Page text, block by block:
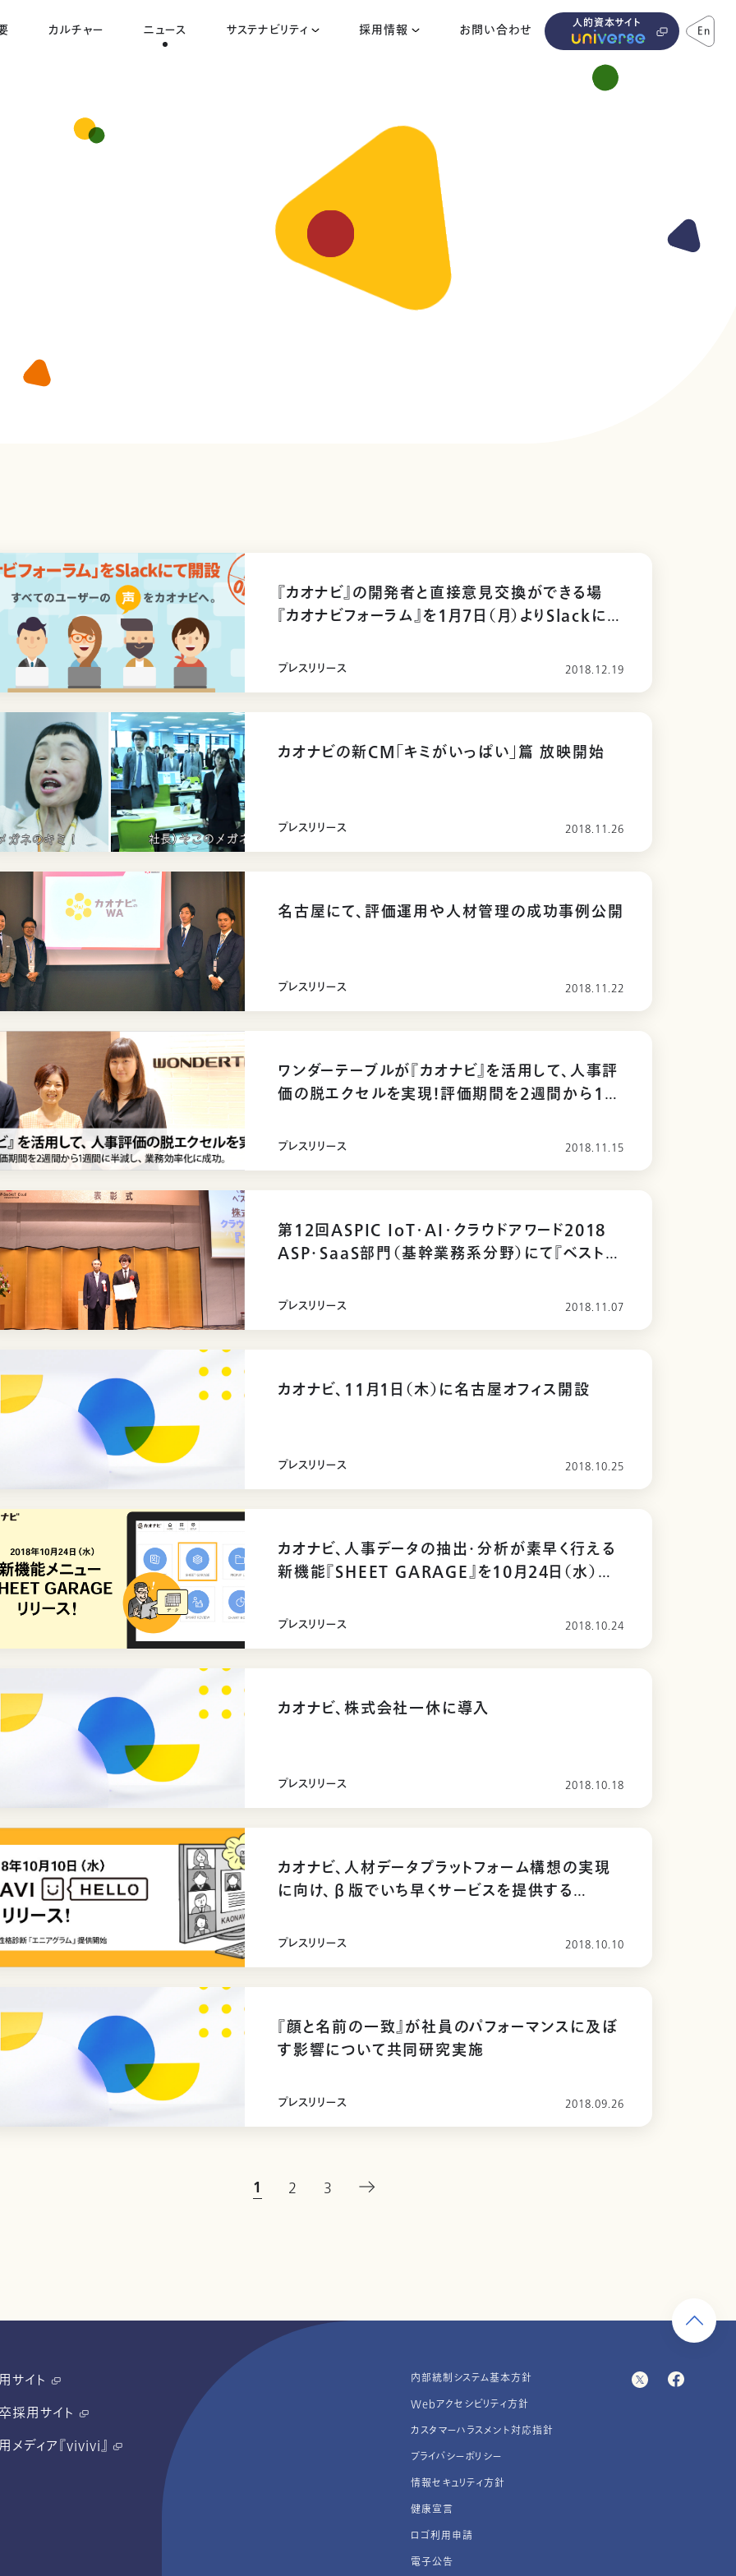
カルチャー ニュース サステナビリティ 採用情報 お問い合わせ 人的資本サイト En
『カオナビ』の開発者と直接意見交換ができる場
『カオナビフォーラム』を1月7日（月）よりSlackにて
プレスリリース 2018.12.19
カオナビの新CM「キミがいっぱい」篇 放映開始
プレスリリース 2018.11.26
名古屋にて、評価運用や人材管理の成功事例公開
プレスリリース 2018.11.22
ワンダーテーブルが『カオナビ』を活用して、人事評
価の脱エクセルを実現！評価期間を2週間から1週
プレスリリース 2018.11.15
第12回ASPIC IoT･AI･クラウドアワード2018
ASP・SaaS部門（基幹業務系分野）にて『ベストイ
プレスリリース 2018.11.07
カオナビ、11月1日（木）に名古屋オフィス開設
プレスリリース 2018.10.25
カオナビ、人事データの抽出・分析が素早く行える
新機能『SHEET GARAGE』を10月24日（水）より
プレスリリース 2018.10.24
カオナビ、株式会社一休に導入
プレスリリース 2018.10.18
カオナビ、人材データプラットフォーム構想の実現
に向け、β版でいち早くサービスを提供する
性格診断「エニアグラム」が10月10日（水）より登
プレスリリース 2018.10.10
『顔と名前の一致』が社員のパフォーマンスに及ぼ
す影響について共同研究実施
プレスリリース 2018.09.26
1 2 3
サイト
採用サイト
メディア『vivivi』
内部統制システム基本方針
Webアクセシビリティ方針
カスタマーハラスメント対応指針
プライバシーポリシー
情報セキュリティ方針
健康宣言
ロゴ利用申請
電子公告